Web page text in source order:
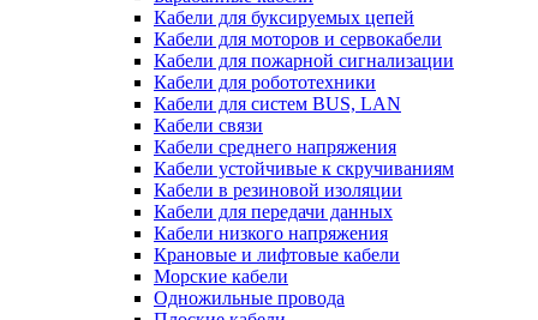
Кабели для буксируемых цепей
Кабели для моторов и сервокабели
Кабели для пожарной сигнализации
Кабели для робототехники
Кабели для систем BUS, LAN
Кабели связи
Кабели среднего напряжения
Кабели устойчивые к скручиваниям
Кабели в резиновой изоляции
Кабели для передачи данных
Кабели низкого напряжения
Крановые и лифтовые кабели
Морские кабели
Одножильные провода